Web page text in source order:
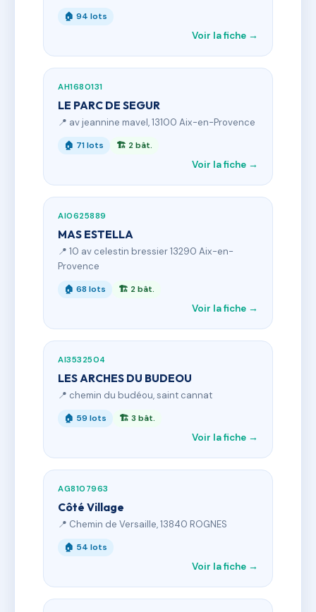
🏠 94 lots
Voir la fiche →
AH1680131
LE PARC DE SEGUR
📍 av jeannine mavel, 13100 Aix-en-Provence
🏠 71 lots 🏗 2 bât.
Voir la fiche →
AI0625889
MAS ESTELLA
📍 10 av celestin bressier 13290 Aix-en-
Provence
🏠 68 lots 🏗 2 bât.
Voir la fiche →
AI3532504
LES ARCHES DU BUDEOU
📍 chemin du budéou, saint cannat
🏠 59 lots 🏗 3 bât.
Voir la fiche →
AG8107963
Côté Village
📍 Chemin de Versaille, 13840 ROGNES
🏠 54 lots
Voir la fiche →